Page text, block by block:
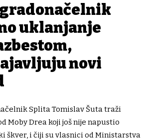
uklanjanje
novi
Splita Tomislav Šuta traži
Moby Drea koji još nije napustio
škver, i čiji su vlasnici od Ministarstva